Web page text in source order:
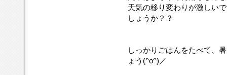
天気の移り変わりが激しい
しょうか？？
しっかりごはんをたべて、
ょう(^o^)／